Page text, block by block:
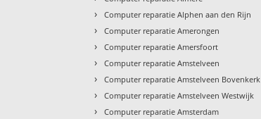
› Computer reparatie Alphen aan den Rijn
› Computer reparatie Amerongen
› Computer reparatie Amersfoort
› Computer reparatie Amstelveen
› Computer reparatie Amstelveen Bovenkerk
› Computer reparatie Amstelveen Westwijk
› Computer reparatie Amsterdam